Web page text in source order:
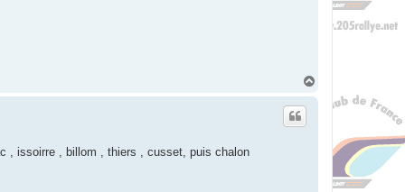
, issoirre , billom , thiers , cusset, puis chalon